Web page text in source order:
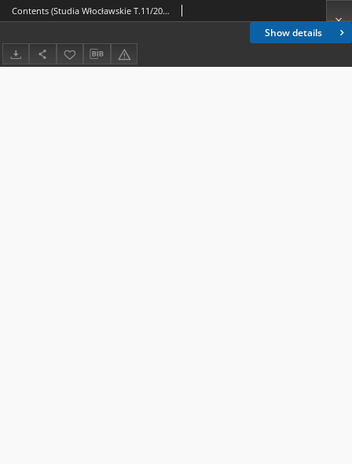
Show details
Contents (Studia Włocławskie T.11/2009)